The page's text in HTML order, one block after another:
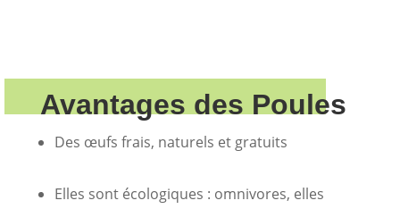
Avantages des Poules
Des œufs frais, naturels et gratuits
Elles sont écologiques : omnivores, elles